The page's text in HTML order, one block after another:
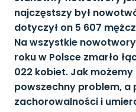
najczęstszy był
dotyczył on 5 607
Na wszystkie
roku w Polsce zmarło
022 kobiet. Jak
powszechny problem, a
zachorowalności i